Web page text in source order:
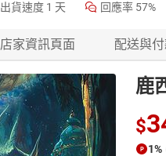
出貨速度 1 天 回應率 57%
店家資訊頁面 配送與
鹿
$
1%